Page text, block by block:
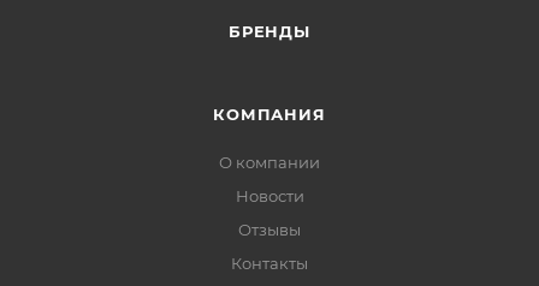
БРЕНДЫ
КОМПАНИЯ
О компании
Новости
Отзывы
Контакты